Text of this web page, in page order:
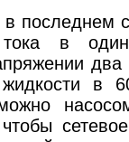
в последнем
тока в
два
жидкости в